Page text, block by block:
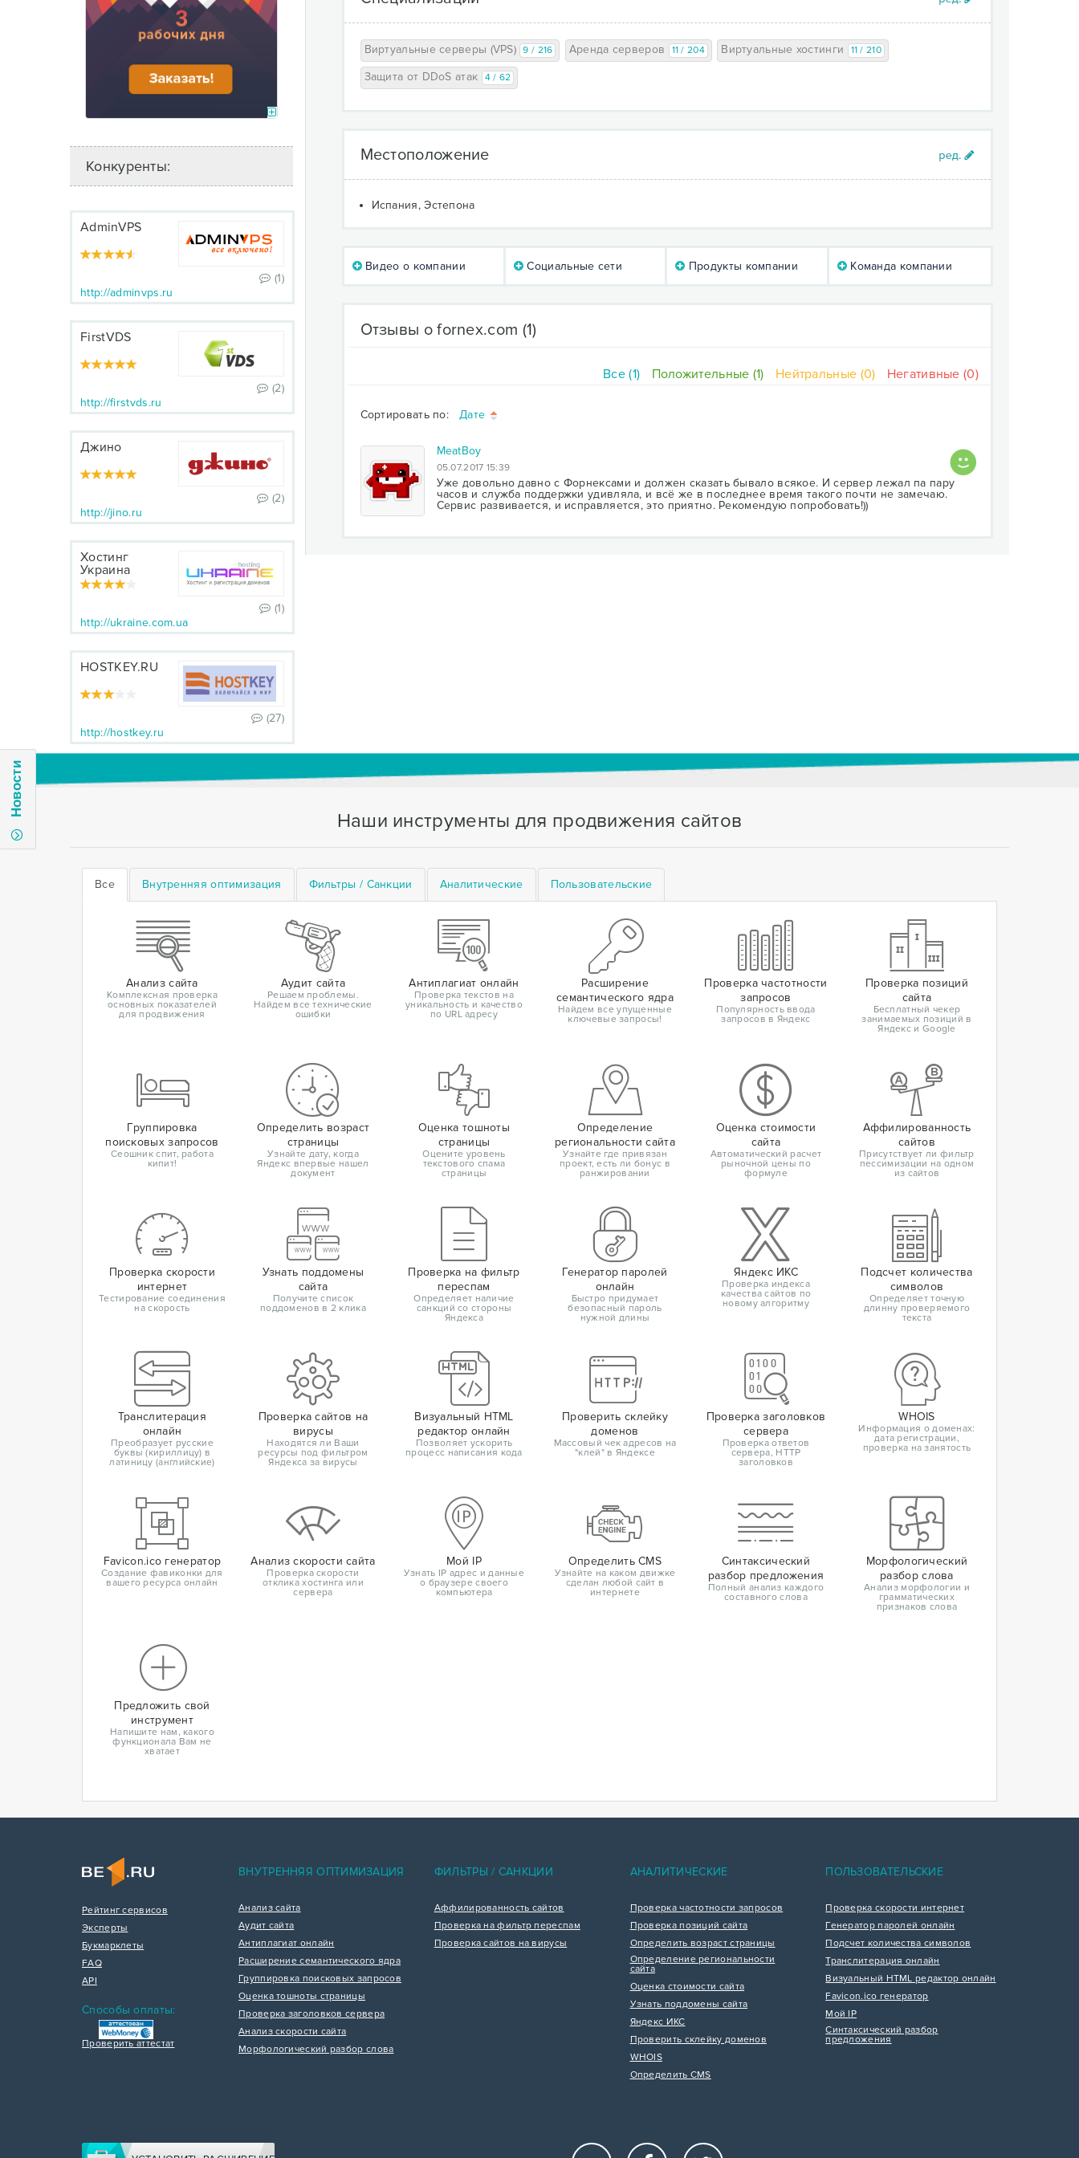
Новости
Конкуренты:
AdminVPS
(1)
http://adminvps.ru
FirstVDS
(2)
http://firstvds.ru
Джино
(2)
http://jino.ru
Хостинг
Украина
(1)
http://ukraine.com.ua
HOSTKEY.RU
(27)
http://hostkey.ru
Виртуальные серверы (VPS) 9 / 216 Аренда серверов 11 / 204 Виртуальные хостинги 11 / 210
Защита от DDoS атак 4 / 62
Местоположение
Испания, Эстепона
Видео о компании Социальные сети Продукты компании Команда компании
Отзывы о fornex.com (1)
Все (1) Положительные (1) Нейтральные (0) Негативные (0)
Сортировать по: Дате
MeatBoy
05.07.2017 15:39
Уже довольно давно с Форнексами и должен сказать бывало всякое. И сервер лежал па пару
часов и служба поддержки удивляла, и всё же в последнее время такого почти не замечаю.
Сервис развивается, и исправляется, это приятно. Рекомендую попробовать!))
Наши инструменты для продвижения сайтов
Все Внутренняя оптимизация Фильтры / Санкции Аналитические Пользовательские
Анализ сайта
Комплексная проверка
основных показателей
для продвижения
Аудит сайта
Решаем проблемы.
Найдем все технические
ошибки
Антиплагиат онлайн
Проверка текстов на
уникальность и качество
по URL адресу
Расширение
семантического ядра
Найдем все упущенные
ключевые запросы!
Проверка частотности
запросов
Популярность ввода
запросов в Яндекс
Проверка позиций
сайта
Бесплатный чекер
занимаемых позиций в
Яндекс и Google
Группировка
поисковых запросов
Сеошник спит, работа
кипит!
Определить возраст
страницы
Узнайте дату, когда
Яндекс впервые нашел
документ
Оценка тошноты
страницы
Оцените уровень
текстового спама
страницы
Определение
региональности сайта
Узнайте где привязан
проект, есть ли бонус в
ранжировании
Оценка стоимости
сайта
Автоматический расчет
рыночной цены по
формуле
Аффилированность
сайтов
Присутствует ли фильтр
пессимизации на одном
из сайтов
Проверка скорости
интернет
Тестирование соединения
на скорость
Узнать поддомены
сайта
Получите список
поддоменов в 2 клика
Проверка на фильтр
переспам
Определяет наличие
санкций со стороны
Яндекса
Генератор паролей
онлайн
Быстро придумает
безопасный пароль
нужной длины
Яндекс ИКС
Проверка индекса
качества сайтов по
новому алгоритму
Подсчет количества
символов
Определяет точную
длинну проверяемого
текста
Транслитерация
онлайн
Преобразует русские
буквы (кириллицу) в
латиницу (английские)
Проверка сайтов на
вирусы
Находятся ли Ваши
ресурсы под фильтром
Яндекса за вирусы
Визуальный HTML
редактор онлайн
Позволяет ускорить
процесс написания кода
Проверить склейку
доменов
Массовый чек адресов на
"клей" в Яндексе
Проверка заголовков
сервера
Проверка ответов
сервера, HTTP
заголовков
WHOIS
Информация о доменах:
дата регистрации,
проверка на занятость
Favicon.ico генератор
Создание фавиконки для
вашего ресурса онлайн
Анализ скорости сайта
Проверка скорости
отклика хостинга или
сервера
Мой IP
Узнать IP адрес и данные
о браузере своего
компьютера
Определить CMS
Узнайте на каком движке
сделан любой сайт в
интернете
Синтаксический
разбор предложения
Полный анализ каждого
составного слова
Морфологический
разбор слова
Анализ морфологии и
грамматических
признаков слова
Предложить свой
инструмент
Напишите нам, какого
функционала Вам не
хватает
Рейтинг сервисов
Эксперты
Букмарклеты
FAQ
API
Способы оплаты:
Проверить аттестат
ВНУТРЕННЯЯ ОПТИМИЗАЦИЯ
Анализ сайта
Аудит сайта
Антиплагиат онлайн
Расширение семантического ядра
Группировка поисковых запросов
Оценка тошноты страницы
Проверка заголовков сервера
Анализ скорости сайта
Морфологический разбор слова
ФИЛЬТРЫ / САНКЦИИ
Аффилированность сайтов
Проверка на фильтр переспам
Проверка сайтов на вирусы
АНАЛИТИЧЕСКИЕ
Проверка частотности запросов
Проверка позиций сайта
Определить возраст страницы
Определение региональности
сайта
Оценка стоимости сайта
Узнать поддомены сайта
Яндекс ИКС
Проверить склейку доменов
WHOIS
Определить CMS
ПОЛЬЗОВАТЕЛЬСКИЕ
Проверка скорости интернет
Генератор паролей онлайн
Подсчет количества символов
Транслитерация онлайн
Визуальный HTML редактор онлайн
Favicon.ico генератор
Мой IP
Синтаксический разбор
предложения